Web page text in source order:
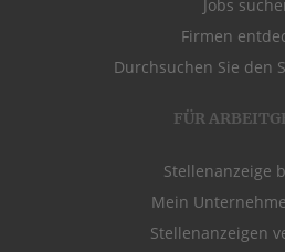
Jobs
Firmen
Durchsuchen Sie den
FÜR
Stellenanzeige
Mein
Stellenanzeigen